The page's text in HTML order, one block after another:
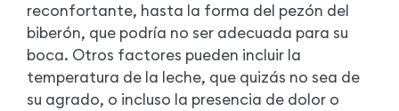
reconfortante, hasta la forma del pezón del
biberón, que podría no ser adecuada para su
boca. Otros factores pueden incluir la
temperatura de la leche, que quizás no sea de
su agrado, o incluso la presencia de dolor o